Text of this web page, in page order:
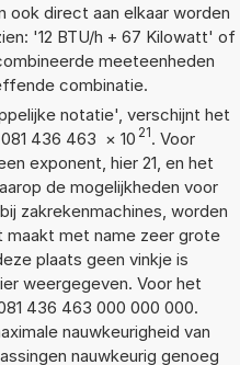
ook direct aan elkaar worden
'12 BTU/h + 67 Kilowatt' of
meeteenheden
combinatie.
notatie', verschijnt het
436 463 × 10 21. Voor
exponent, hier 21, en het
de mogelijkheden voor
zakrekenmachines, worden
maakt met name zeer grote
plaats geen vinkje is
weergegeven. Voor het
436 463 000 000 000.
nauwkeurigheid van
nauwkeurig genoeg